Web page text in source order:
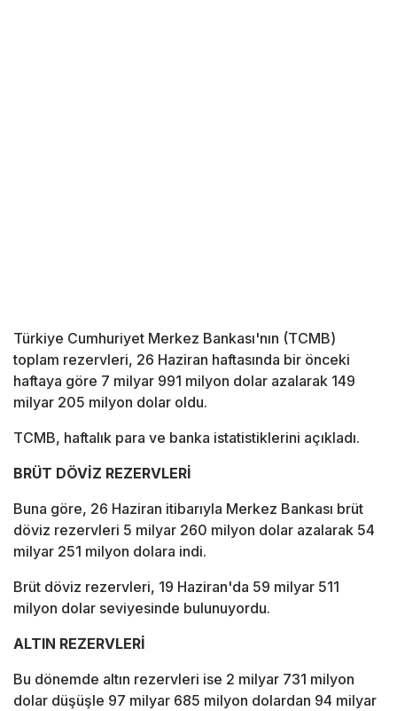
Türkiye Cumhuriyet Merkez Bankası'nın (TCMB)
toplam rezervleri, 26 Haziran haftasında bir önceki
haftaya göre 7 milyar 991 milyon dolar azalarak 149
milyar 205 milyon dolar oldu.
TCMB, haftalık para ve banka istatistiklerini açıkladı.
BRÜT DÖVİZ REZERVLERİ
Buna göre, 26 Haziran itibarıyla Merkez Bankası brüt
döviz rezervleri 5 milyar 260 milyon dolar azalarak 54
milyar 251 milyon dolara indi.
Brüt döviz rezervleri, 19 Haziran'da 59 milyar 511
milyon dolar seviyesinde bulunuyordu.
ALTIN REZERVLERİ
Bu dönemde altın rezervleri ise 2 milyar 731 milyon
dolar düşüşle 97 milyar 685 milyon dolardan 94 milyar